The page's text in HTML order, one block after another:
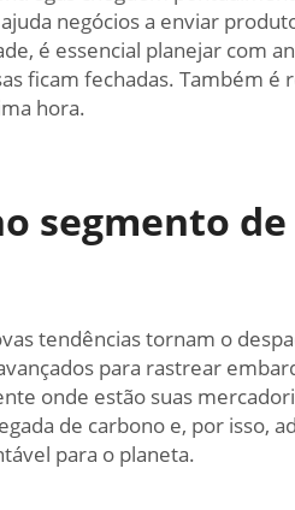
negócios a enviar
é essencial planejar com
ficam fechadas. Também
hora.
segmento
tendências tornam o
para rastrear
onde estão suas
de carbono e, por isso,
para o planeta.